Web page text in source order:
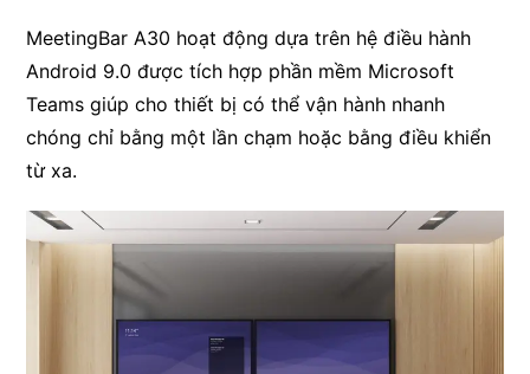
MeetingBar A30 hoạt động dựa trên hệ điều hành
Android 9.0 được tích hợp phần mềm Microsoft
Teams giúp cho thiết bị có thể vận hành nhanh
chóng chỉ bằng một lần chạm hoặc bằng điều khiển
từ xa.